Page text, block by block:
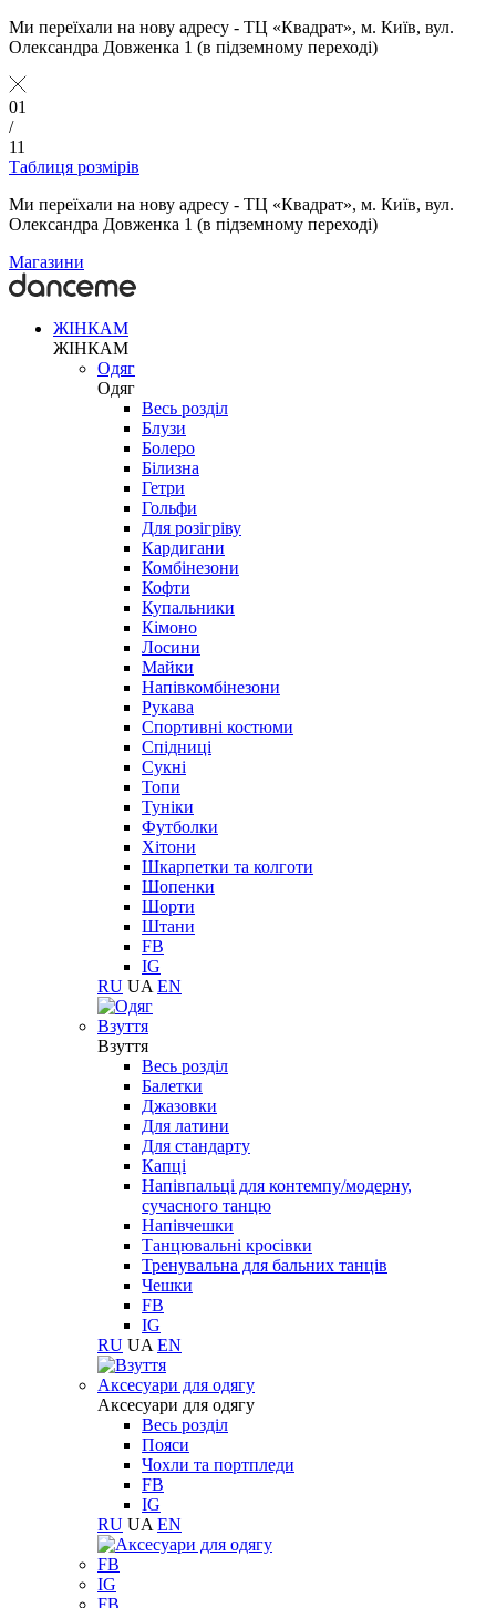
Ми переїхали на нову адресу - ТЦ «Квадрат», м. Київ, вул.
Олександра Довженка 1 (в підземному переході)
01
/
11
Таблиця розмірів
Ми переїхали на нову адресу - ТЦ «Квадрат», м. Київ, вул.
Олександра Довженка 1 (в підземному переході)
Магазини
ЖІНКАМ
ЖІНКАМ
Одяг
Одяг
Весь розділ
Блузи
Болеро
Білизна
Гетри
Гольфи
Для розігріву
Кардигани
Комбінезони
Кофти
Купальники
Кімоно
Лосини
Майки
Напівкомбінезони
Рукава
Спортивні костюми
Спідниці
Сукні
Топи
Туніки
Футболки
Хітони
Шкарпетки та колготи
Шопенки
Шорти
Штани
FB
IG
RU UA EN
Взуття
Взуття
Весь розділ
Балетки
Джазовки
Для латини
Для стандарту
Капці
Напівпальці для контемпу/модерну,
сучасного танцю
Напівчешки
Танцювальні кросівки
Тренувальна для бальних танців
Чешки
FB
IG
RU UA EN
Aксесуари для одягу
Aксесуари для одягу
Весь розділ
Пояси
Чохли та портпледи
FB
IG
RU UA EN
FB
IG
FB